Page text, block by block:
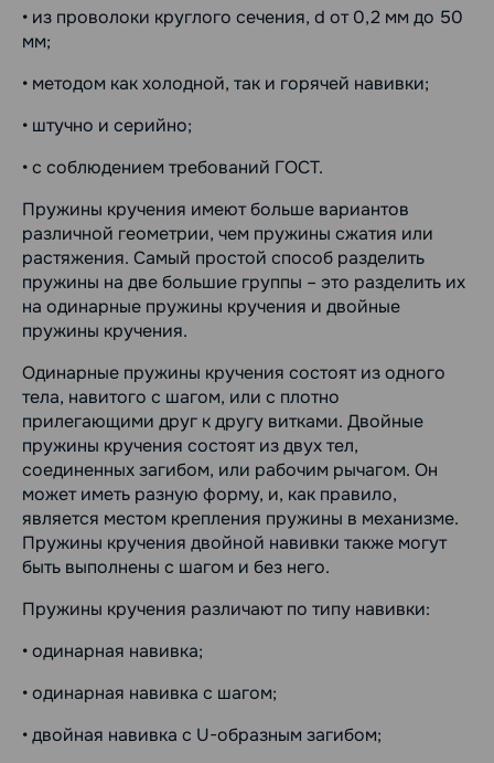
• из проволоки круглого сечения, d от 0,2 мм до 50
мм;
• методом как холодной, так и горячей навивки;
• штучно и серийно;
• с соблюдением требований ГОСТ.
Пружины кручения имеют больше вариантов
различной геометрии, чем пружины сжатия или
растяжения. Самый простой способ разделить
пружины на две большие группы – это разделить их
на одинарные пружины кручения и двойные
пружины кручения.
Одинарные пружины кручения состоят из одного
тела, навитого с шагом, или с плотно
прилегающими друг к другу витками. Двойные
пружины кручения состоят из двух тел,
соединенных загибом, или рабочим рычагом. Он
может иметь разную форму, и, как правило,
является местом крепления пружины в механизме.
Пружины кручения двойной навивки также могут
быть выполнены с шагом и без него.
Пружины кручения различают по типу навивки:
• одинарная навивка;
• одинарная навивка с шагом;
• двойная навивка с U-образным загибом;